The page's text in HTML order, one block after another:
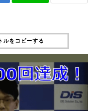
ルをコピーする